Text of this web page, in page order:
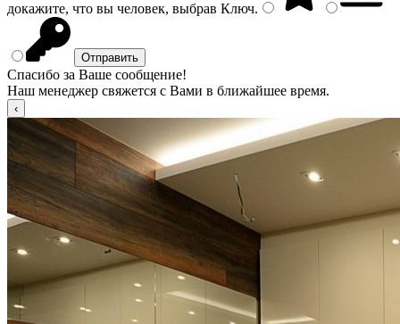
докажите, что вы человек, выбрав Ключ.
Спасибо за Ваше сообщение!
Наш менеджер свяжется с Вами в ближайшее время.